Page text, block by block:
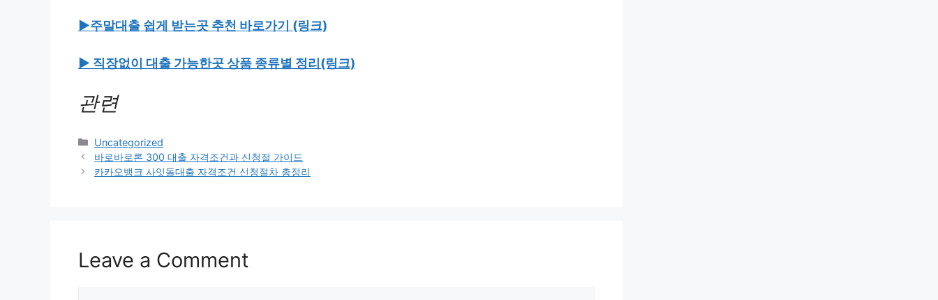
▶주말대출 쉽게 받는곳 추천 바로가기 (링크)
▶ 직장없이 대출 가능한곳 상품 종류별 정리(링크)
관련
Categories
Uncategorized
Post
navigation
바로바로론 300 대출 자격조건과 신청절 가이드
카카오뱅크 사잇돌대출 자격조건 신청절차 총정리
Leave a Comment